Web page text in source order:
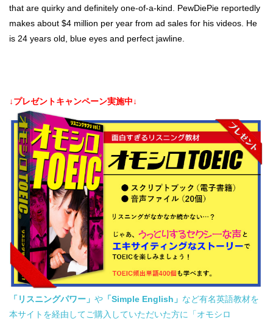
that are quirky and definitely one-of-a-kind. PewDiePie reportedly
makes about $4 million per year from ad sales for his videos. He
is 24 years old, blue eyes and perfect jawline.
↓プレゼントキャンペーン実施中↓
「リスニングパワー」 や 「Simple English」 など有名英語教材を
本サイトを経由してご購入していただいた方に「オモシロ